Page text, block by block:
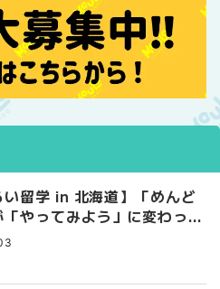
い留学 in 北海道】「めんど
やってみよう」に変わっ
に吹かれて走る、僕の泥